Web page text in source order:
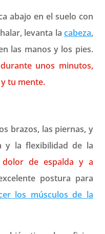
abajo en el suelo con
levanta la cabeza,
las manos y los pies.
unos minutos,
tu mente.
brazos, las piernas, y
y la flexibilidad de la
de espalda y a
postura para
los músculos de la